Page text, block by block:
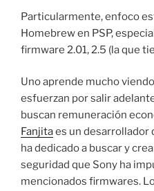
Particularmente, enfoco
Homebrew en PSP,
firmware 2.01, 2.5 (la que
Uno aprende mucho
esfuerzan por salir
buscan remuneración
Fanjitaes un desarrollador
ha dedicado a buscar y
seguridad que Sony ha
mencionados firmwares.